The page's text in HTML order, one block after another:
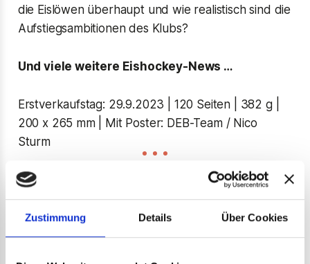
Zustimmung Details Über Cookies
die Eislöwen überhaupt und wie realistisch sind die
Aufstiegsambitionen des Klubs?
Und viele weitere Eishockey-News …
Erstverkaufstag: 29.9.2023 | 120 Seiten | 382 g |
200 x 265 mm | Mit Poster: DEB-Team / Nico
Sturm
Inhaltsverzeichnis
WARM-UP